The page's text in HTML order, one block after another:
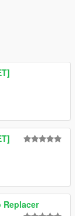
Replacer